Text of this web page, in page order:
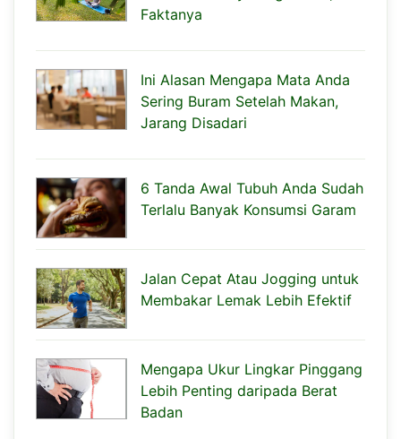
Faktanya
Ini Alasan Mengapa Mata Anda
Sering Buram Setelah Makan,
Jarang Disadari
6 Tanda Awal Tubuh Anda Sudah
Terlalu Banyak Konsumsi Garam
Jalan Cepat Atau Jogging untuk
Membakar Lemak Lebih Efektif
Mengapa Ukur Lingkar Pinggang
Lebih Penting daripada Berat
Badan